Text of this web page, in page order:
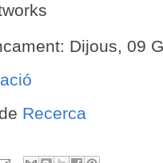
Dijous, 09
Recerca